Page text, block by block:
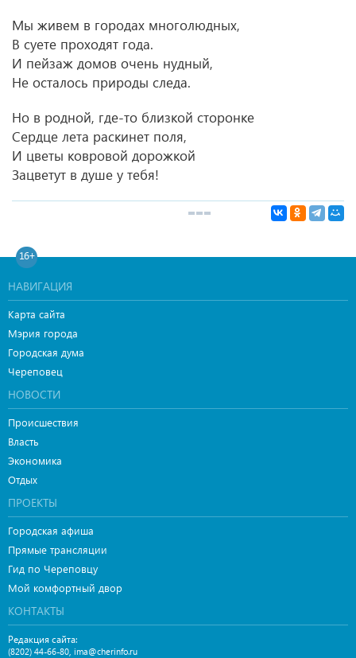
Мы живем в городах многолюдных,
В суете проходят года.
И пейзаж домов очень нудный,
Не осталось природы следа.
Но в родной, где-то близкой сторонке
Сердце лета раскинет поля,
И цветы ковровой дорожкой
Зацветут в душе у тебя!
16+
НАВИГАЦИЯ
Карта сайта
Мэрия города
Городская дума
Череповец
НОВОСТИ
Происшествия
Власть
Экономика
Отдых
ПРОЕКТЫ
Городская афиша
Прямые трансляции
Гид по Череповцу
Мой комфортный двор
КОНТАКТЫ
Редакция сайта:
(8202) 44-66-80, ima@cherinfo.ru